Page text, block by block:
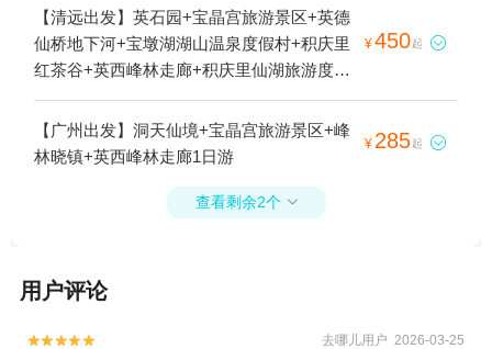
【清远出发】英石园+宝晶宫旅游景区+英德
仙桥地下河+宝墩湖湖山温泉度假村+积庆里
红茶谷+英西峰林走廊+积庆里仙湖旅游度假
区+奥园英德巧克力乐园1日游
¥450起 
【广州出发】洞天仙境+宝晶宫旅游景区+峰
林晓镇+英西峰林走廊1日游
¥ 285起 
查看剩余2个 
用户评论

 去哪儿用户 2026-03-25